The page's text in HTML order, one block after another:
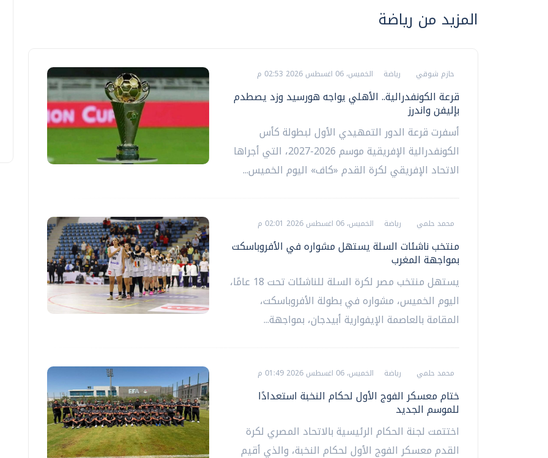
المزيد من رياضة
حازم شوقي رياضة الخميس، 06 اغسطس 2026 02:53 م
قرعة الكونفدرالية.. الأهلي يواجه هورسيد وزد يصطدم
بإليفن واندرز
أسفرت قرعة الدور التمهيدي الأول لبطولة كأس
الكونفدرالية الإفريقية موسم 2026-2027، التي أجراها
الاتحاد الإفريقي لكرة القدم «كاف» اليوم الخميس...
محمد حلمي رياضة الخميس، 06 اغسطس 2026 02:01 م
منتخب ناشئات السلة يستهل مشواره في الأفروباسكت
بمواجهة المغرب
يستهل منتخب مصر لكرة السلة للناشئات تحت 18 عامًا،
اليوم الخميس، مشواره في بطولة الأفروباسكت،
المقامة بالعاصمة الإيفوارية أبيدجان، بمواجهة...
محمد حلمي رياضة الخميس، 06 اغسطس 2026 01:49 م
ختام معسكر الفوج الأول لحكام النخبة استعدادًا
للموسم الجديد
اختتمت لجنة الحكام الرئيسية بالاتحاد المصري لكرة
القدم معسكر الفوج الأول لحكام النخبة، والذي أقيم